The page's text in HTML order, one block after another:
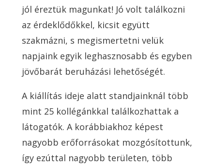
jól éreztük magunkat! Jó volt találkozni
az érdeklődőkkel, kicsit együtt
szakmázni, s megismertetni velük
napjaink egyik leghasznosabb és egyben
jövőbarát beruházási lehetőségét.
A kiállítás ideje alatt standjainknál több
mint 25 kollégánkkal találkozhattak a
látogatók. A korábbiakhoz képest
nagyobb erőforrásokat mozgósítottunk,
így ezúttal nagyobb területen, több